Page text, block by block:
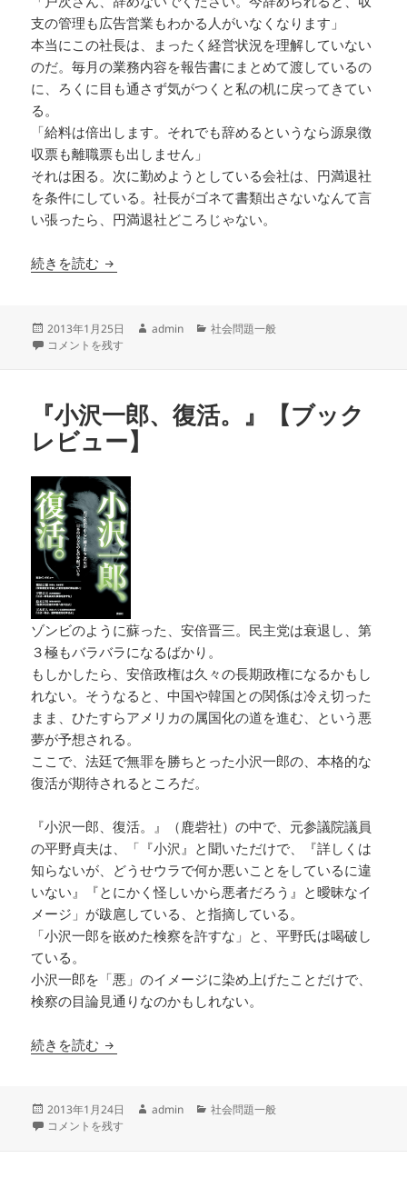
支の管理も広告営業もわかる人がいなくなります」
本当にこの社長は、まったく経営状況を理解していない
のだ。毎月の業務内容を報告書にまとめて渡しているの
に、ろくに目も通さず気がつくと私の机に戻ってきてい
る。
「給料は倍出します。それでも辞めるというなら源泉徴
収票も離職票も出しません」
それは困る。次に勤めようとしている会社は、円満退社
を条件にしている。社長がゴネて書類出さないなんて言
い張ったら、円満退社どころじゃない。
続きを読む 社長が夜逃げ！ あるＩＴ企業社員の手記 （７
投
稿
2013年1月25日
作
admin
カ
社会問題一般
社長が夜逃げ！ あるＩＴ企業社員の手記 （７） に
コメントを残す
『小沢一郎、復活。』【ブック
レビュー】
ゾンビのように蘇った、安倍晋三。民主党は衰退し、第
３極もバラバラになるばかり。
もしかしたら、安倍政権は久々の長期政権になるかもし
れない。そうなると、中国や韓国との関係は冷え切った
まま、ひたすらアメリカの属国化の道を進む、という悪
夢が予想される。
ここで、法廷で無罪を勝ちとった小沢一郎の、本格的な
復活が期待されるところだ。
『小沢一郎、復活。』（鹿砦社）の中で、元参議院議員
の平野貞夫は、「『小沢』と聞いただけで、『詳しくは
知らないが、どうせウラで何か悪いことをしているに違
いない』『とにかく怪しいから悪者だろう』と曖昧なイ
メージ」が跋扈している、と指摘している。
「小沢一郎を嵌めた検察を許すな」と、平野氏は喝破し
ている。
小沢一郎を「悪」のイメージに染め上げたことだけで、
検察の目論見通りなのかもしれない。
続きを読む 『小沢一郎、復活。』【ブックレビュー】
投
稿
2013年1月24日
作
admin
カ
社会問題一般
『小沢一郎、復活。』【ブックレビュー】 に
コメントを残す